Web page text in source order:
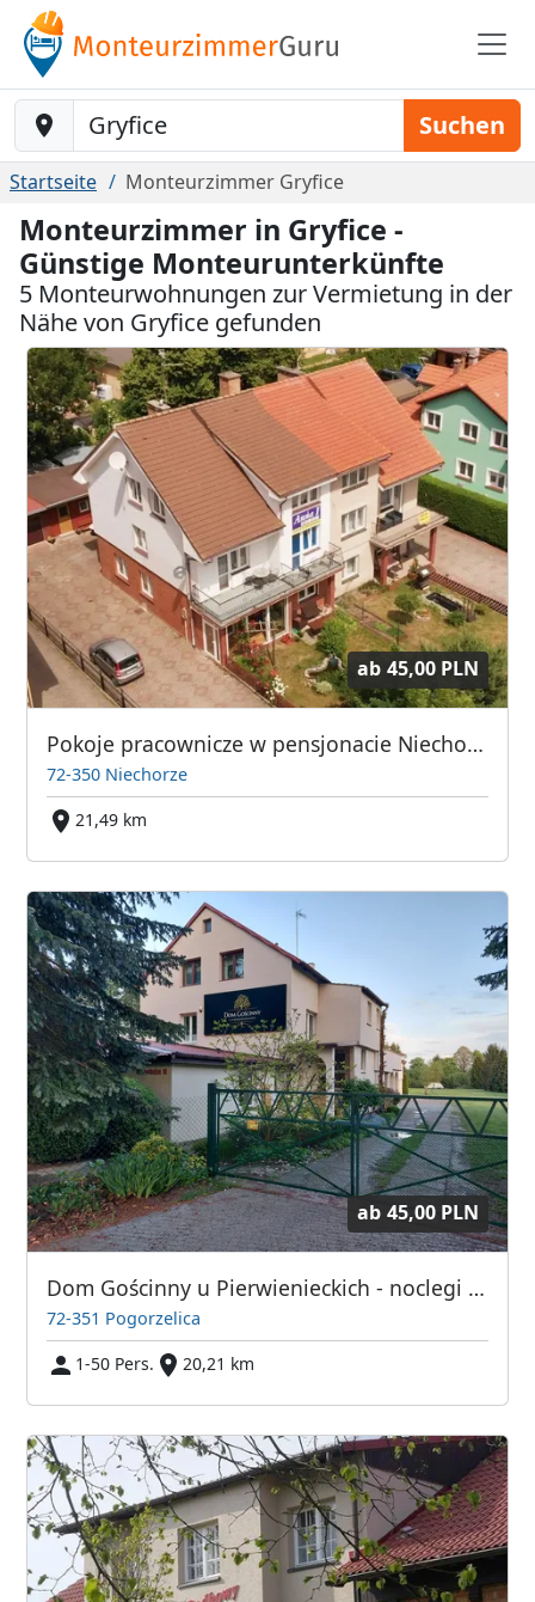
Baustelle-Location Suchen
Startseite Monteurzimmer Gryfice
Monteurzimmer in Gryfice -
Günstige Monteurunterkünfte
5 Monteurwohnungen zur Vermietung in der
Nähe von Gryfice gefunden
ab 45,00 PLN
Pokoje pracownicze w pensjonacie Niechorze
72-350 Niechorze
21,49 km
ab 45,00 PLN
Dom Gościnny u Pierwienieckich - noclegi pracownicze kwatery pracownicze
72-351 Pogorzelica
1-50 Pers.
20,21 km